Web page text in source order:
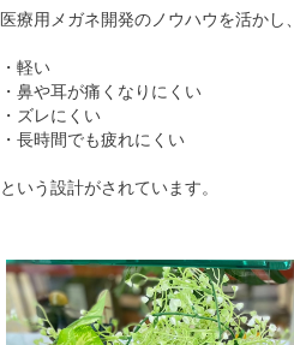
医療用メガネ開発のノウハウを活かし、
・軽い
・鼻や耳が痛くなりにくい
・ズレにくい
・長時間でも疲れにくい
という設計がされています。